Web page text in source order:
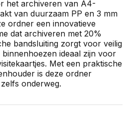
het archiveren van A4-
van duurzaam PP en 3 mm
ordner een innovatieve
dat archiveren met 20%
bandsluiting zorgt voor veilig
ideaal zijn voor
Met een praktische
is deze ordner
onderweg.